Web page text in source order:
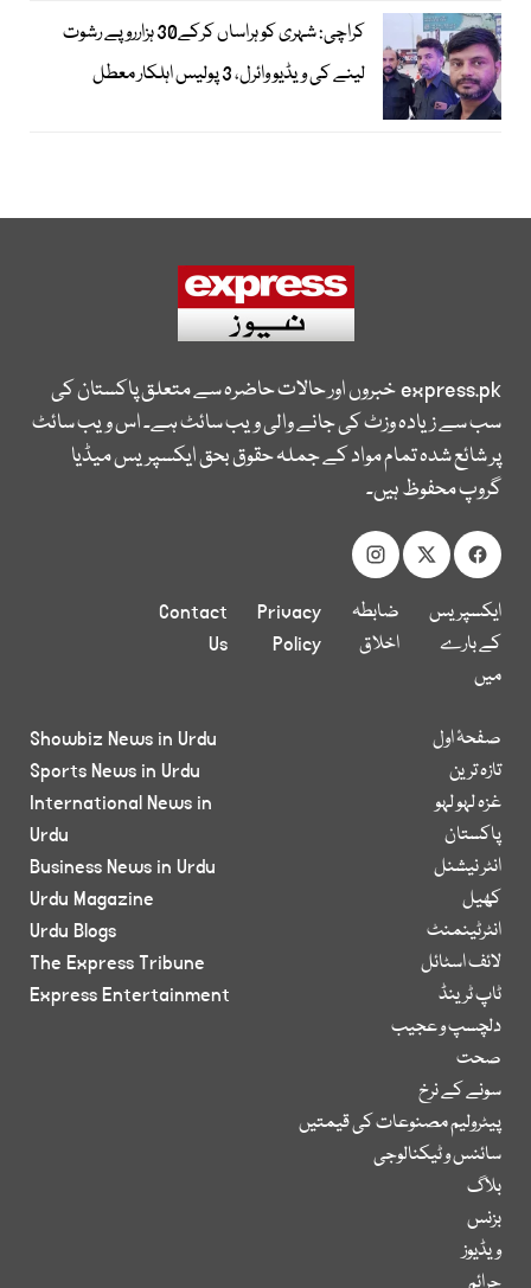
کراچی: شہری کو ہراساں کرکے30 ہزارروپے رشوت
لینے کی ویڈیو وائرل، 3 پولیس اہلکار معطل
express.pkخبروں اور حالات حاضرہ سے متعلق پاکستان کی
سب سے زیادہ وزٹ کی جانے والی ویب سائٹ ہے۔ اس ویب سائٹ
پر شائع شدہ تمام مواد کے جملہ حقوق بحق ایکسپریس میڈیا
گروپ محفوظ ہیں۔
ایکسپریس
کے بارے
میں
ضابطہ
اخلاق
Privacy
Policy
Contact
Us
صفحۂ اول
تازہ ترین
غزہ لہو لہو
پاکستان
انٹر نیشنل
کھیل
انٹرٹینمنٹ
لائف اسٹائل
ٹاپ ٹرینڈ
دلچسپ و عجیب
صحت
سونے کے نرخ
پیٹرولیم مصنوعات کی قیمتیں
سائنس و ٹیکنالوجی
بلاگ
بزنس
ویڈیوز
Showbiz News in Urdu
Sports News in Urdu
International News in
Urdu
Business News in Urdu
Urdu Magazine
Urdu Blogs
The Express Tribune
Express Entertainment